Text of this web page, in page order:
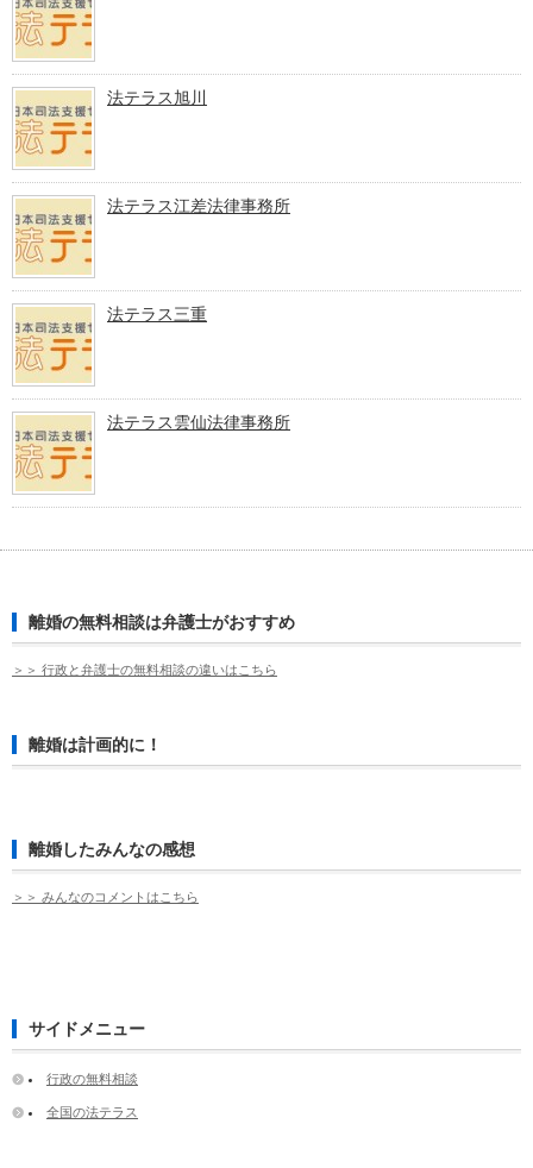
法テラス旭川
法テラス江差法律事務所
法テラス三重
法テラス雲仙法律事務所
離婚の無料相談は弁護士がおすすめ
＞＞ 行政と弁護士の無料相談の違いはこちら
離婚は計画的に！
離婚したみんなの感想
＞＞ みんなのコメントはこちら
サイドメニュー
行政の無料相談
全国の法テラス